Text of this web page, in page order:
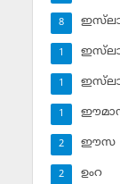
8
1
1
1
ഈസ
2
ഉംറ
2